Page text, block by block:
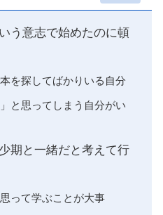
う意志で始めたのに頓
を探してばかりいる自分
と思ってしまう自分がい
期と一緒だと考えて行
って学ぶことが大事